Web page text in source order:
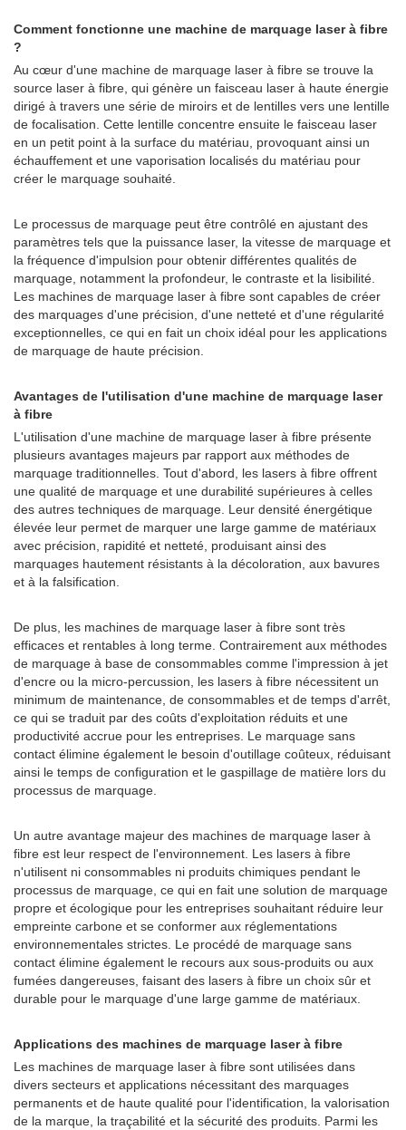
Comment fonctionne une machine de marquage laser à fibre
?
Au cœur d'une machine de marquage laser à fibre se trouve la
source laser à fibre, qui génère un faisceau laser à haute énergie
dirigé à travers une série de miroirs et de lentilles vers une lentille
de focalisation. Cette lentille concentre ensuite le faisceau laser
en un petit point à la surface du matériau, provoquant ainsi un
échauffement et une vaporisation localisés du matériau pour
créer le marquage souhaité.
Le processus de marquage peut être contrôlé en ajustant des
paramètres tels que la puissance laser, la vitesse de marquage et
la fréquence d'impulsion pour obtenir différentes qualités de
marquage, notamment la profondeur, le contraste et la lisibilité.
Les machines de marquage laser à fibre sont capables de créer
des marquages d'une précision, d'une netteté et d'une régularité
exceptionnelles, ce qui en fait un choix idéal pour les applications
de marquage de haute précision.
Avantages de l'utilisation d'une machine de marquage laser
à fibre
L'utilisation d'une machine de marquage laser à fibre présente
plusieurs avantages majeurs par rapport aux méthodes de
marquage traditionnelles. Tout d'abord, les lasers à fibre offrent
une qualité de marquage et une durabilité supérieures à celles
des autres techniques de marquage. Leur densité énergétique
élevée leur permet de marquer une large gamme de matériaux
avec précision, rapidité et netteté, produisant ainsi des
marquages hautement résistants à la décoloration, aux bavures
et à la falsification.
De plus, les machines de marquage laser à fibre sont très
efficaces et rentables à long terme. Contrairement aux méthodes
de marquage à base de consommables comme l'impression à jet
d'encre ou la micro-percussion, les lasers à fibre nécessitent un
minimum de maintenance, de consommables et de temps d'arrêt,
ce qui se traduit par des coûts d'exploitation réduits et une
productivité accrue pour les entreprises. Le marquage sans
contact élimine également le besoin d'outillage coûteux, réduisant
ainsi le temps de configuration et le gaspillage de matière lors du
processus de marquage.
Un autre avantage majeur des machines de marquage laser à
fibre est leur respect de l'environnement. Les lasers à fibre
n'utilisent ni consommables ni produits chimiques pendant le
processus de marquage, ce qui en fait une solution de marquage
propre et écologique pour les entreprises souhaitant réduire leur
empreinte carbone et se conformer aux réglementations
environnementales strictes. Le procédé de marquage sans
contact élimine également le recours aux sous-produits ou aux
fumées dangereuses, faisant des lasers à fibre un choix sûr et
durable pour le marquage d'une large gamme de matériaux.
Applications des machines de marquage laser à fibre
Les machines de marquage laser à fibre sont utilisées dans
divers secteurs et applications nécessitant des marquages
permanents et de haute qualité pour l'identification, la valorisation
de la marque, la traçabilité et la sécurité des produits. Parmi les